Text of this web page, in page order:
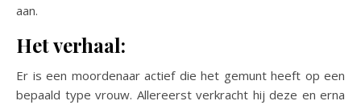
aan.
Het verhaal:
Er is een moordenaar actief die het gemunt heeft op een
bepaald type vrouw. Allereerst verkracht hij deze en erna